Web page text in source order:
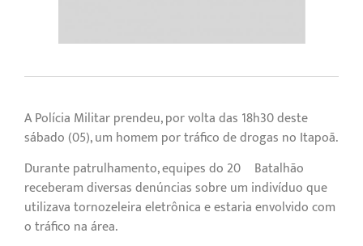
A Polícia Militar prendeu, por volta das 18h30 deste
sábado (05), um homem por tráfico de drogas no Itapoã.
Durante patrulhamento, equipes do 20º Batalhão
receberam diversas denúncias sobre um indivíduo que
utilizava tornozeleira eletrônica e estaria envolvido com
o tráfico na área.